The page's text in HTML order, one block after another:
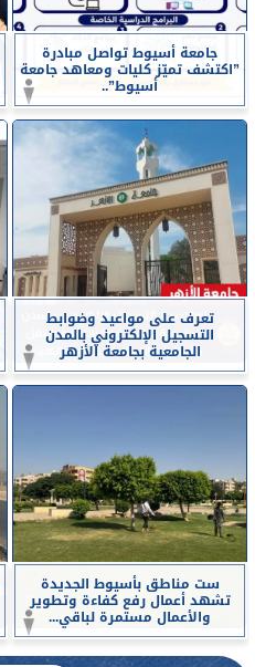
جامعة أسيوط تواصل مبادرة
”اكتشف تميّز كليات ومعاهد جامعة
أسيوط”..
تعرف على مواعيد وضوابط
التسجيل الإلكتروني بالمدن
الجامعية بجامعة الأزهر
ست مناطق بأسيوط الجديدة
تشهد أعمال رفع كفاءة وتطوير
والأعمال مستمرة لباقي...